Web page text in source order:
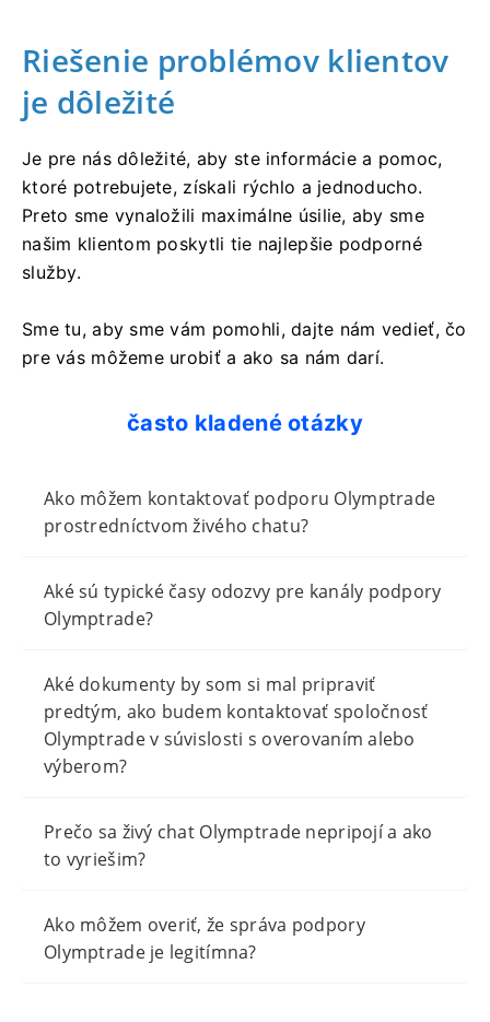
Riešenie problémov klientov
je dôležité
Je pre nás dôležité, aby ste informácie a pomoc,
ktoré potrebujete, získali rýchlo a jednoducho.
Preto sme vynaložili maximálne úsilie, aby sme
našim klientom poskytli tie najlepšie podporné
služby.
Sme tu, aby sme vám pomohli, dajte nám vedieť, čo
pre vás môžeme urobiť a ako sa nám darí.
často kladené otázky
Ako môžem kontaktovať podporu Olymptrade
prostredníctvom živého chatu?
Aké sú typické časy odozvy pre kanály podpory
Olymptrade?
Aké dokumenty by som si mal pripraviť
predtým, ako budem kontaktovať spoločnosť
Olymptrade v súvislosti s overovaním alebo
výberom?
Prečo sa živý chat Olymptrade nepripojí a ako
to vyriešim?
Ako môžem overiť, že správa podpory
Olymptrade je legitímna?